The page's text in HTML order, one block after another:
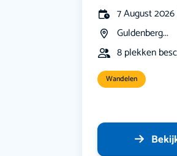
7 August
Guldenberg...
8 plekken
Wandelen